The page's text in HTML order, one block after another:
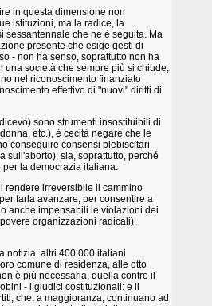
in questa dimensione non
istituzioni, ma la radice, la
sessantennale che ne è seguita. Ma
presente che esige gesti di
- non ha senso, soprattutto non ha
una società che sempre più si chiude,
nel riconoscimento finanziato
effettivo di "nuovi" diritti di
sono strumenti insostituibili di
etc.), è cecità negare che le
conseguire consensi plebiscitari
sull'aborto), sia, soprattutto, perché
la democrazia italiana.
rendere irreversibile il cammino
farla avanzare, per consentire a
anche impensabili le violazioni dei
organizzazioni radicali),
notizia, altri 400.000 italiani
comune di residenza, alle otto
è più necessaria, quella contro il
- i giudici costituzionali: e il
che, a maggioranza, continuano ad